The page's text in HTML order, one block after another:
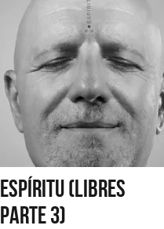
ESPÍRITU (LIBRES
PARTE 3)